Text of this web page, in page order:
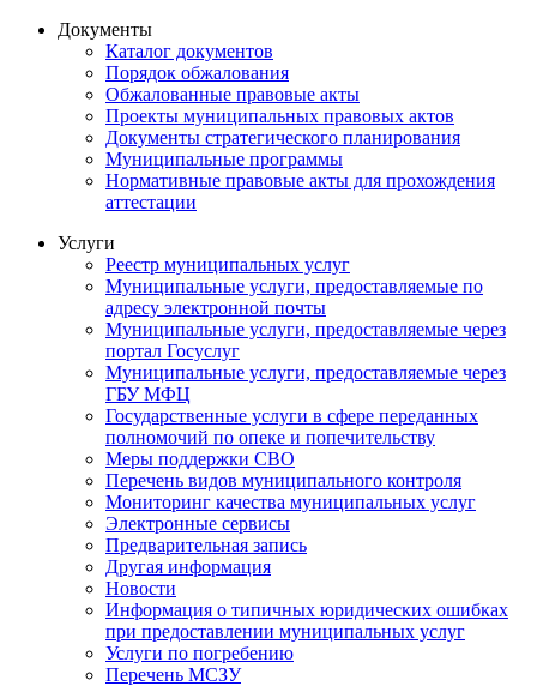
Документы
Каталог документов
Порядок обжалования
Обжалованные правовые акты
Проекты муниципальных правовых актов
Документы стратегического планирования
Муниципальные программы
Нормативные правовые акты для прохождения
аттестации
Услуги
Реестр муниципальных услуг
Муниципальные услуги, предоставляемые по
адресу электронной почты
Муниципальные услуги, предоставляемые через
портал Госуслуг
Муниципальные услуги, предоставляемые через
ГБУ МФЦ
Государственные услуги в сфере переданных
полномочий по опеке и попечительству
Меры поддержки СВО
Перечень видов муниципального контроля
Мониторинг качества муниципальных услуг
Электронные сервисы
Предварительная запись
Другая информация
Новости
Информация о типичных юридических ошибках
при предоставлении муниципальных услуг
Услуги по погребению
Перечень МСЗУ